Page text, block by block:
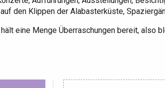
auf den Klippen der Alabasterküste,
eine Menge Überraschungen bereit, also